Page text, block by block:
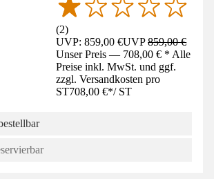
(2)
UVP: 859,00 €UVP859,00 €
Unser Preis — 708,00 € * Alle
Preise inkl. MwSt. und ggf.
zzgl. Versandkosten pro
ST708,00 €*/ ST